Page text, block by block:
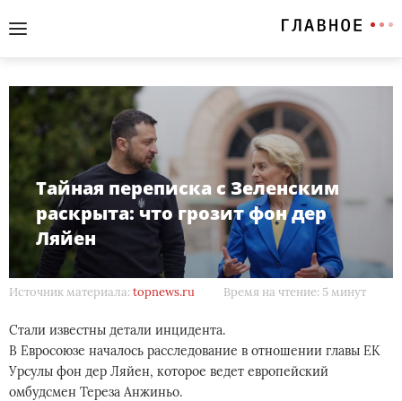
Тайная переписка с Зеленским
раскрыта: что грозит фон дер
Ляйен
Источник материала: topnews.ru Время на чтение: 5 минут
Стали известны детали инцидента.
В Евросоюзе началось расследование в отношении главы ЕК
Урсулы фон дер Ляйен, которое ведет европейский
омбудсмен Тереза Анжиньо.